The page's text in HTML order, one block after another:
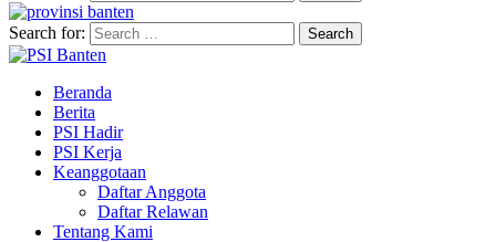
Search for:
Beranda
Berita
PSI Hadir
PSI Kerja
Keanggotaan
Daftar Anggota
Daftar Relawan
Tentang Kami